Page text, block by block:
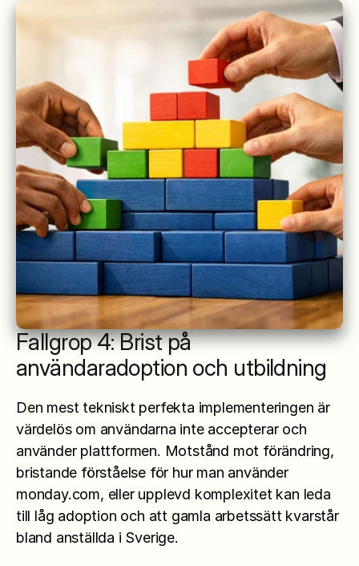
Fallgrop 4: Brist på
användaradoption och utbildning
Den mest tekniskt perfekta implementeringen är
värdelös om användarna inte accepterar och
använder plattformen. Motstånd mot förändring,
bristande förståelse för hur man använder
monday.com, eller upplevd komplexitet kan leda
till låg adoption och att gamla arbetssätt kvarstår
bland anställda i Sverige.